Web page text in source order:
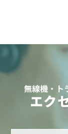
無線機・ト
エク